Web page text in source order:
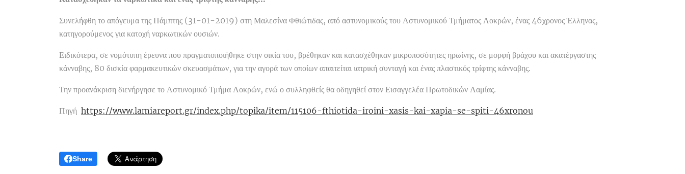
Συνελήφθη το απόγευμα της Πάμπτης (31-01-2019) στη Μαλεσίνα Φθιώτιδας, από αστυνομικούς του Αστυνομικού Τμήματος Λοκρών, ένας 46χρονος Έλληνας,
κατηγορούμενος για κατοχή ναρκωτικών ουσιών.
Ειδικότερα, σε νομότυπη έρευνα που πραγματοποιήθηκε στην οικία του, βρέθηκαν και κατασχέθηκαν μικροποσότητες ηρωίνης, σε μορφή βράχου και ακατέργαστης
κάνναβης, 80 δισκία φαρμακευτικών σκευασμάτων, για την αγορά των οποίων απαιτείται ιατρική συνταγή και ένας πλαστικός τρίφτης κάνναβης.
Την προανάκριση διενήργησε το Αστυνομικό Τμήμα Λοκρών, ενώ ο συλληφθείς θα οδηγηθεί στον Εισαγγελέα Πρωτοδικών Λαμίας.
Πηγή https://www.lamiareport.gr/index.php/topika/item/115106-fthiotida-iroini-xasis-kai-xapia-se-spiti-46xronou
Share